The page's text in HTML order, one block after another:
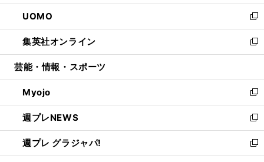
開
く
ウ
で
開
く
ン
ド
ウ
で
開
ウ
ィ
ン
ド
ウ
開
く
し
い
ウ
ィ
ン
ウ
で
開
く
UOMO
新
し
い
ウ
ン
ド
ウ
で
開
く
集英社オンライン
新
し
ウ
ィ
ン
ド
ウ
で
開
芸能・情報・スポーツ
Myojo
新
し
い
ウ
ィ
ン
週プレNEWS
新
し
い
ウ
週プレ グラジャパ!
新
し